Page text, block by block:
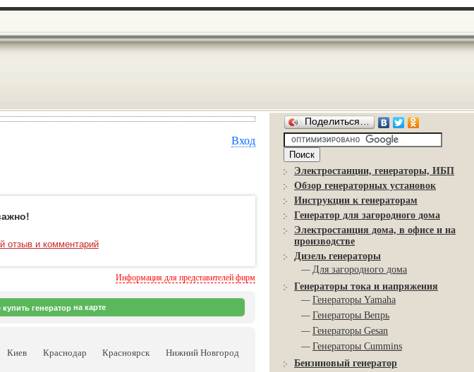
Вход
отзыв и комментарий
Информация для представителей фирм
купить генераторна карте
Киев Краснодар Красноярск
Нижний Новгород
Поделиться…
Электростанции, генераторы, ИБП
Обзор генераторных установок
Инструкции к генераторам
Генератор для загородного дома
Электростанция дома, в офисе и на
производстве
Дизель генераторы
— Для загородного дома
Генераторы тока и напряжения
— Генераторы Yamaha
— Генераторы Вепрь
— Генераторы Gesan
— Генераторы Cummins
Бензиновый генератор